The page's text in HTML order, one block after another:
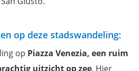
op deze stadswandeling:
op Piazza Venezia, een ruim
uitzicht op zee. Hier